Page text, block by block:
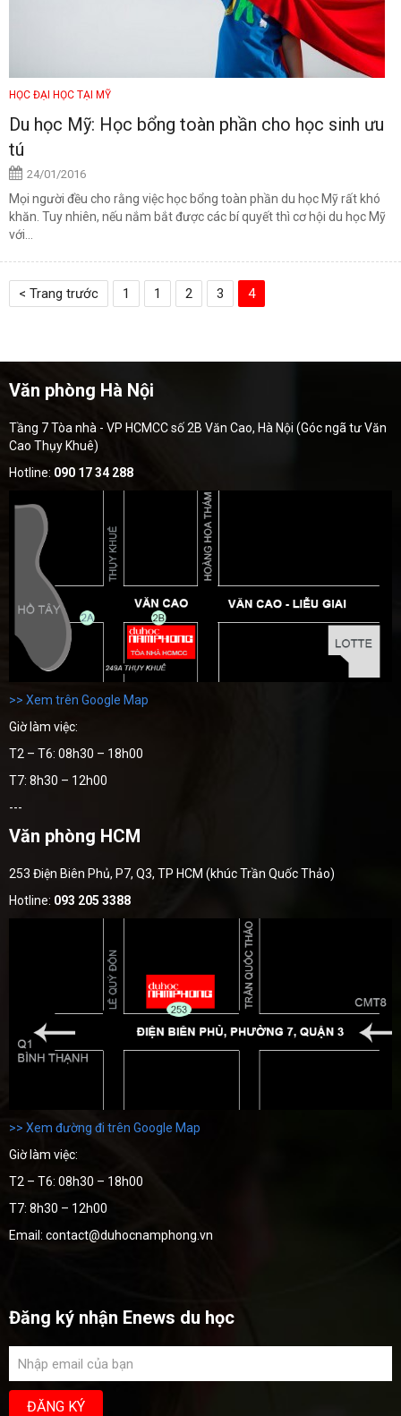
HỌC ĐẠI HỌC TẠI MỸ
Du học Mỹ: Học bổng toàn phần cho học sinh ưu
tú
24/01/2016
Mọi người đều cho rằng việc học bổng toàn phần du học Mỹ rất khó
khăn. Tuy nhiên, nếu nắm bắt được các bí quyết thì cơ hội du học Mỹ
với...
< Trang trước 1 1 2 3 4
Văn phòng Hà Nội
Tầng 7 Tòa nhà - VP HCMCC số 2B Văn Cao, Hà Nội (Góc ngã tư Văn
Cao Thụy Khuê)
Hotline: 090 17 34 288
>> Xem trên Google Map
Giờ làm việc:
T2 – T6: 08h30 – 18h00
T7: 8h30 – 12h00
---
Văn phòng HCM
253 Điện Biên Phủ, P7, Q3, TP HCM (khúc Trần Quốc Thảo)
Hotline: 093 205 3388
>> Xem đường đi trên Google Map
Giờ làm việc:
T2 – T6: 08h30 – 18h00
T7: 8h30 – 12h00
Email: contact@duhocnamphong.vn
Đăng ký nhận Enews du học